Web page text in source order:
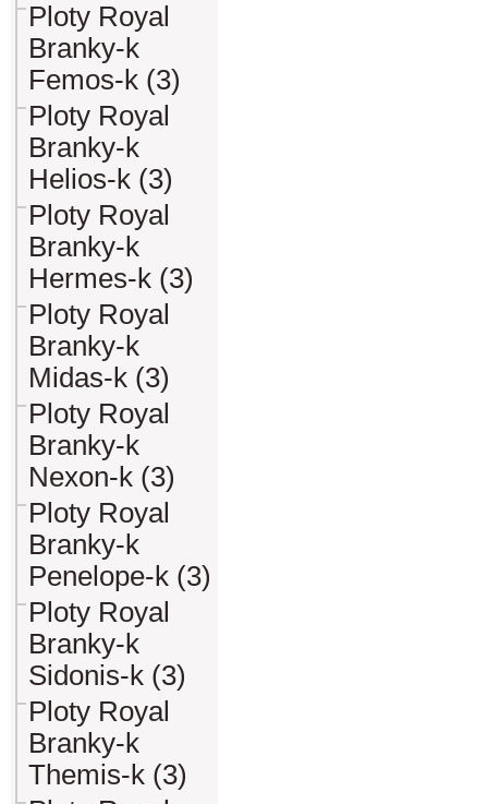
Ploty Royal
Branky-k
Femos-k (3)
Ploty Royal
Branky-k
Helios-k (3)
Ploty Royal
Branky-k
Hermes-k (3)
Ploty Royal
Branky-k
Midas-k (3)
Ploty Royal
Branky-k
Nexon-k (3)
Ploty Royal
Branky-k
Penelope-k (3)
Ploty Royal
Branky-k
Sidonis-k (3)
Ploty Royal
Branky-k
Themis-k (3)